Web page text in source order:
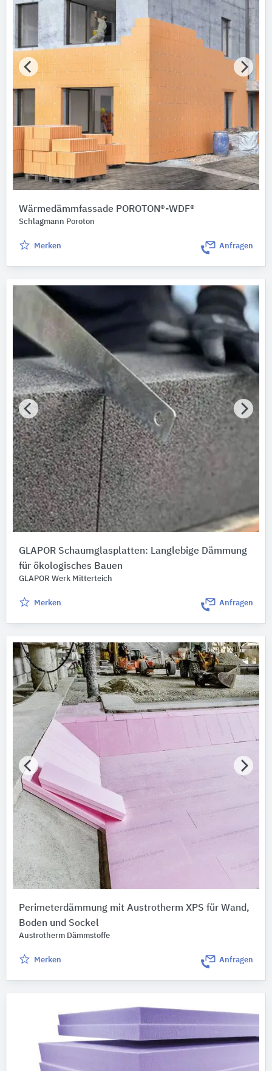
Wärmedämmfassade POROTON®-WDF®
Schlagmann Poroton
Merken Anfragen
GLAPOR Schaumglasplatten: Langlebige Dämmung
für ökologisches Bauen
GLAPOR Werk Mitterteich
Merken Anfragen
Perimeterdämmung mit Austrotherm XPS für Wand,
Boden und Sockel
Austrotherm Dämmstoffe
Merken Anfragen